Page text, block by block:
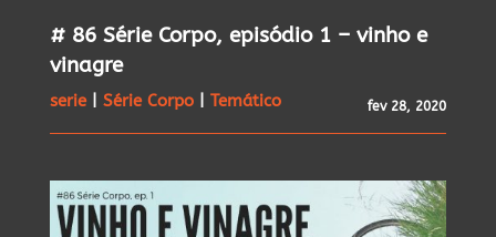
# 86 Série Corpo, episódio 1 – vinho e
vinagre
serie| Série Corpo| Temático fev 28, 2020